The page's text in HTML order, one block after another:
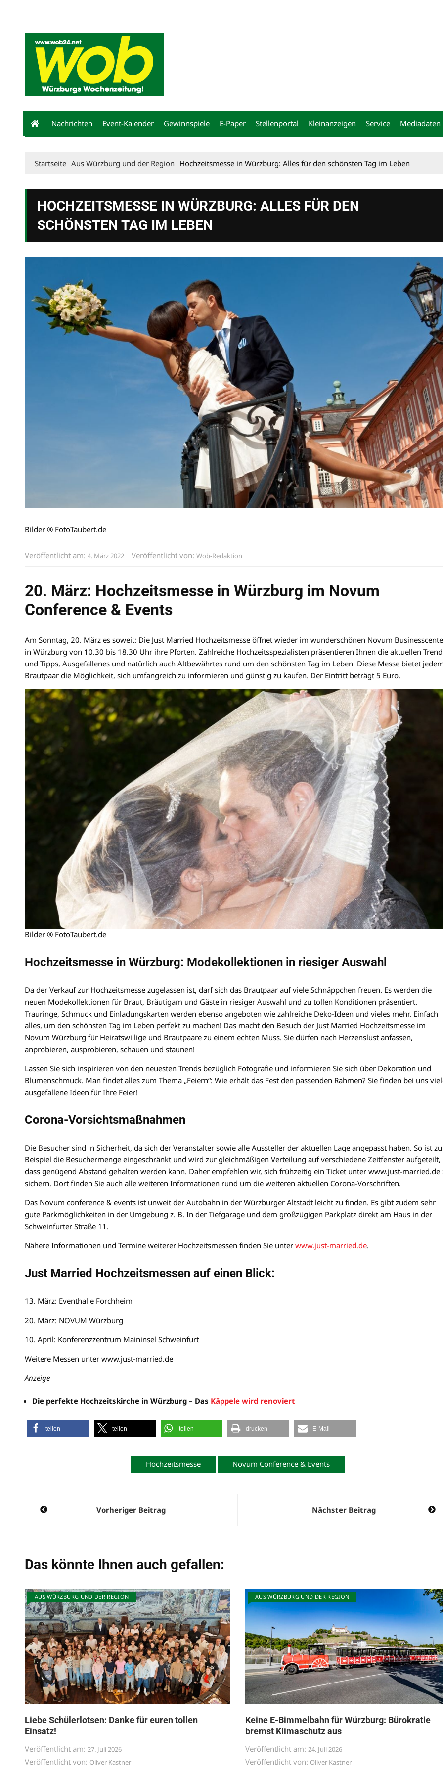
Nachrichten Event-Kalender Gewinnspiele E-Paper Stellenportal Kleinanzeigen Service Mediadaten
Startseite Aus Würzburg und der Region Hochzeitsmesse in Würzburg: Alles für den schönsten Tag im Leben
HOCHZEITSMESSE IN WÜRZBURG: ALLES FÜR DEN
SCHÖNSTEN TAG IM LEBEN
Bilder ® FotoTaubert.de
Veröffentlicht am: 4. März 2022 Veröffentlicht von: Wob-Redaktion
20. März: Hochzeitsmesse in Würzburg im Novum
Conference & Events
Am Sonntag, 20. März es soweit: Die Just Married Hochzeitsmesse öffnet wieder im wunderschönen Novum
in Würzburg von 10.30 bis 18.30 Uhr ihre Pforten. Zahlreiche Hochzeitsspezialisten präsentieren Ihnen die aktuellen
und Tipps, Ausgefallenes und natürlich auch Altbewährtes rund um den schönsten Tag im Leben. Diese Messe bietet
Brautpaar die Möglichkeit, sich umfangreich zu informieren und günstig zu kaufen. Der Eintritt beträgt 5 Euro.
Bilder ® FotoTaubert.de
Hochzeitsmesse in Würzburg: Modekollektionen in riesiger Auswahl
Da der Verkauf zur Hochzeitsmesse zugelassen ist, darf sich das Brautpaar auf viele Schnäppchen freuen. Es werden die
neuen Modekollektionen für Braut, Bräutigam und Gäste in riesiger Auswahl und zu tollen Konditionen präsentiert.
Trauringe, Schmuck und Einladungskarten werden ebenso angeboten wie zahlreiche Deko-Ideen und vieles mehr. Einfach
alles, um den schönsten Tag im Leben perfekt zu machen! Das macht den Besuch der Just Married Hochzeitsmesse im
Novum Würzburg für Heiratswillige und Brautpaare zu einem echten Muss. Sie dürfen nach Herzenslust anfassen,
anprobieren, ausprobieren, schauen und staunen!
Lassen Sie sich inspirieren von den neuesten Trends bezüglich Fotografie und informieren Sie sich über Dekoration und
Blumenschmuck. Man findet alles zum Thema „Feiern“: Wie erhält das Fest den passenden Rahmen? Sie finden bei uns
ausgefallene Ideen für Ihre Feier!
Corona-Vorsichtsmaßnahmen
Die Besucher sind in Sicherheit, da sich der Veranstalter sowie alle Aussteller der aktuellen Lage angepasst haben. So ist
Beispiel die Besuchermenge eingeschränkt und wird zur gleichmäßigen Verteilung auf verschiedene Zeitfenster aufgeteilt,
dass genügend Abstand gehalten werden kann. Daher empfehlen wir, sich frühzeitig ein Ticket unter www.just-married.de
sichern. Dort finden Sie auch alle weiteren Informationen rund um die weiteren aktuellen Corona-Vorschriften.
Das Novum conference & events ist unweit der Autobahn in der Würzburger Altstadt leicht zu finden. Es gibt zudem sehr
gute Parkmöglichkeiten in der Umgebung z. B. In der Tiefgarage und dem großzügigen Parkplatz direkt am Haus in der
Schweinfurter Straße 11.
Nähere Informationen und Termine weiterer Hochzeitsmessen finden Sie unter www.just-married.de.
Just Married Hochzeitsmessen auf einen Blick:
13. März: Eventhalle Forchheim
20. März: NOVUM Würzburg
10. April: Konferenzzentrum Maininsel Schweinfurt
Weitere Messen unter www.just-married.de
Anzeige
Die perfekte Hochzeitskirche in Würzburg – Das Käppele wird renoviert
teilen teilen teilen drucken E-Mail
Hochzeitsmesse Novum Conference & Events
Beitragsnavigation
Vorheriger Beitrag Nächster Beitrag
Das könnte Ihnen auch gefallen:
AUS WÜRZBURG UND DER REGION
Liebe Schülerlotsen: Danke für euren tollen
Einsatz!
Veröffentlicht am: 27. Juli 2026
Veröffentlicht von: Oliver Kastner
AUS WÜRZBURG UND DER REGION
Keine E-Bimmelbahn für Würzburg: Bürokratie
bremst Klimaschutz aus
Veröffentlicht am: 24. Juli 2026
Veröffentlicht von: Oliver Kastner